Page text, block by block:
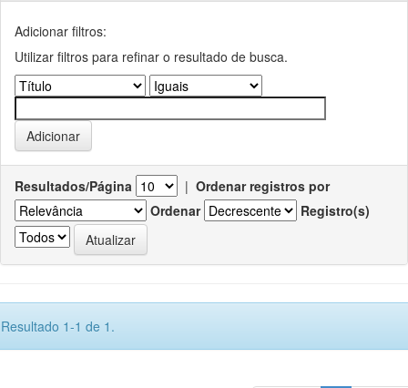
Adicionar filtros:
Utilizar filtros para refinar o resultado de busca.
Resultados/Página | Ordenar registros por
Ordenar
Registro(s)
Resultado 1-1 de 1.